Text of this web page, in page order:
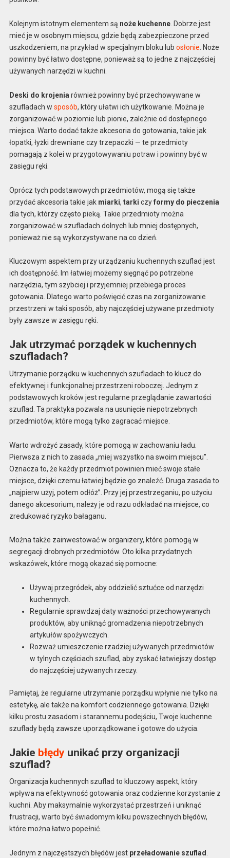
Kolejnym istotnym elementem są noże kuchenne. Dobrze jest
mieć je w osobnym miejscu, gdzie będą zabezpieczone przed
uszkodzeniem, na przykład w specjalnym bloku lub osłonie . Noże
powinny być łatwo dostępne, ponieważ są to jedne z najczęściej
używanych narzędzi w kuchni.
Deski do krojenia również powinny być przechowywane w
szufladach w sposób, który ułatwi ich użytkowanie. Można je
zorganizować w poziomie lub pionie, zależnie od dostępnego
miejsca. Warto dodać także akcesoria do gotowania, takie jak
łopatki, łyżki drewniane czy trzepaczki — te przedmioty
pomagają z kolei w przygotowywaniu potraw i powinny być w
zasięgu ręki.
Oprócz tych podstawowych przedmiotów, mogą się także
przydać akcesoria takie jak miarki, tarki czyformy do pieczenia
dla tych, którzy często pieką. Takie przedmioty można
zorganizować w szufladach dolnych lub mniej dostępnych,
ponieważ nie są wykorzystywane na co dzień.
Kluczowym aspektem przy urządzaniu kuchennych szuflad jest
ich dostępność. Im łatwiej możemy sięgnąć po potrzebne
narzędzia, tym szybciej i przyjemniej przebiega proces
gotowania. Dlatego warto poświęcić czas na zorganizowanie
przestrzeni w taki sposób, aby najczęściej używane przedmioty
były zawsze w zasięgu ręki.
Jak utrzymać porządek w kuchennych
szufladach?
Utrzymanie porządku w kuchennych szufladach to klucz do
efektywnej i funkcjonalnej przestrzeni roboczej. Jednym z
podstawowych kroków jest regularne przeglądanie zawartości
szuflad. Ta praktyka pozwala na usunięcie niepotrzebnych
przedmiotów, które mogą tylko zagracać miejsce.
Warto wdrożyć zasady, które pomogą w zachowaniu ładu.
Pierwsza z nich to zasada „miej wszystko na swoim miejscu”.
Oznacza to, że każdy przedmiot powinien mieć swoje stałe
miejsce, dzięki czemu łatwiej będzie go znaleźć. Druga zasada to
„najpierw użyj, potem odłóż”. Przy jej przestrzeganiu, po użyciu
danego akcesorium, należy je od razu odkładać na miejsce, co
zredukować ryzyko bałaganu.
Można także zainwestować w organizery, które pomogą w
segregacji drobnych przedmiotów. Oto kilka przydatnych
wskazówek, które mogą okazać się pomocne:
Używaj przegródek, aby oddzielić sztućce od narzędzi
kuchennych.
Regularnie sprawdzaj daty ważności przechowywanych
produktów, aby uniknąć gromadzenia niepotrzebnych
artykułów spożywczych.
Rozważ umieszczenie rzadziej używanych przedmiotów
w tylnych częściach szuflad, aby zyskać łatwiejszy dostęp
do najczęściej używanych rzeczy.
Pamiętaj, że regularne utrzymanie porządku wpłynie nie tylko na
estetykę, ale także na komfort codziennego gotowania. Dzięki
kilku prostu zasadom i starannemu podejściu, Twoje kuchenne
szuflady będą zawsze uporządkowane i gotowe do użycia.
Jakie błędyunikać przy organizacji
szuflad?
Organizacja kuchennych szuflad to kluczowy aspekt, który
wpływa na efektywność gotowania oraz codzienne korzystanie z
kuchni. Aby maksymalnie wykorzystać przestrzeń i uniknąć
frustracji, warto być świadomym kilku powszechnych błędów,
które można łatwo popełnić.
Jednym z najczęstszych błędów jest przeładowanie szuflad.